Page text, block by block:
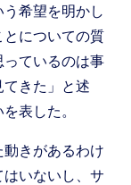
希望を明かし
についての質
っているのは事
きた」と述
表した。
きがあるわけ
いないし、サ